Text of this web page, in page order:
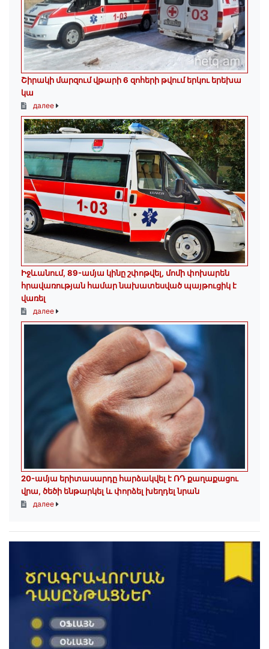
Շիրակի մարզում վթարի 6 զոհերի թվում երկու երեխա
կա
далее
Իջևանում, 89-ամյա կինը շփոթվել, մոմի փոխարեն
հրավառության համար նախատեսված պայթուցիկ է
վառել
далее
20-ամյա երիտասարդը հարձակվել է ՌԴ քաղաքացու
վրա, ծեծի ենթարկել և փորձել խեղդել նրան
далее